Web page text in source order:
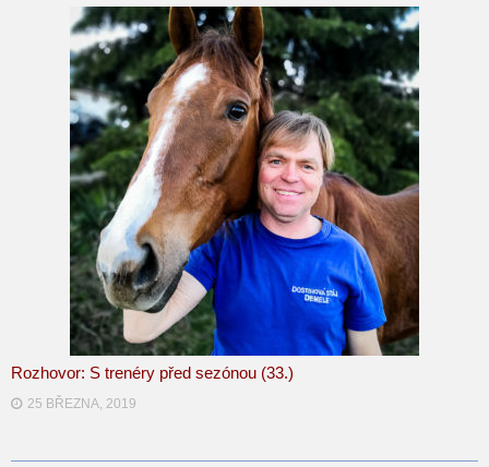
Rozhovor: S trenéry před sezónou (33.)
25 BŘEZNA, 2019